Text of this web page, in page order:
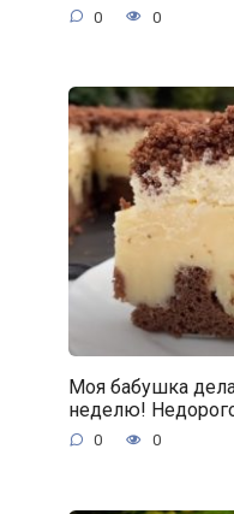
0 0
Моя бабушка
неделю!
0 0